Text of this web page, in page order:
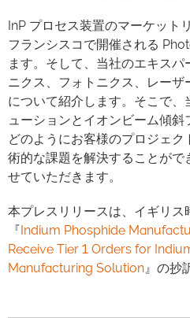
InP プロセス装置のマーケット
フランシスコで開催される
ます。そして、当社のエキス
ニクス、フォトニクス、レー
について紹介します。そこで、
ューションとイオンビーム傾斜
どのようにお客様のプロジェ
術的な課題を解決することがで
せていただきます。
本プレスリリースは、イギリス
『Indium Phosphide
Receive Tier 1 Orders for
Manufacturing Solution 』の抄